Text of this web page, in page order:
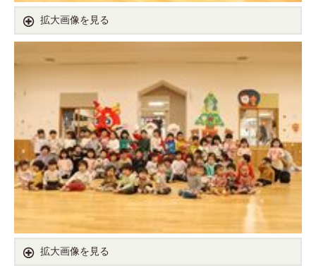
拡大画像を見る
拡大画像を見る